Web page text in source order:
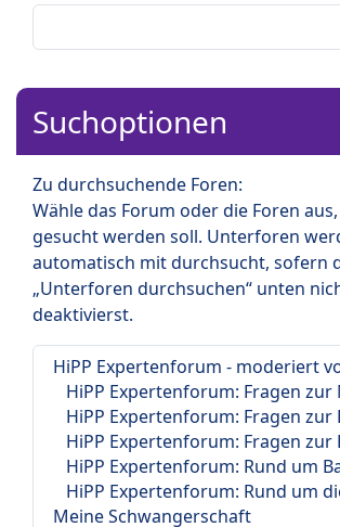
Suchoptionen
Zu durchsuchende Foren:
Wähle das Forum oder die Foren
gesucht werden soll. Unterforen
automatisch mit durchsucht, sofern
„Unterforen durchsuchen“ unten
deaktivierst.